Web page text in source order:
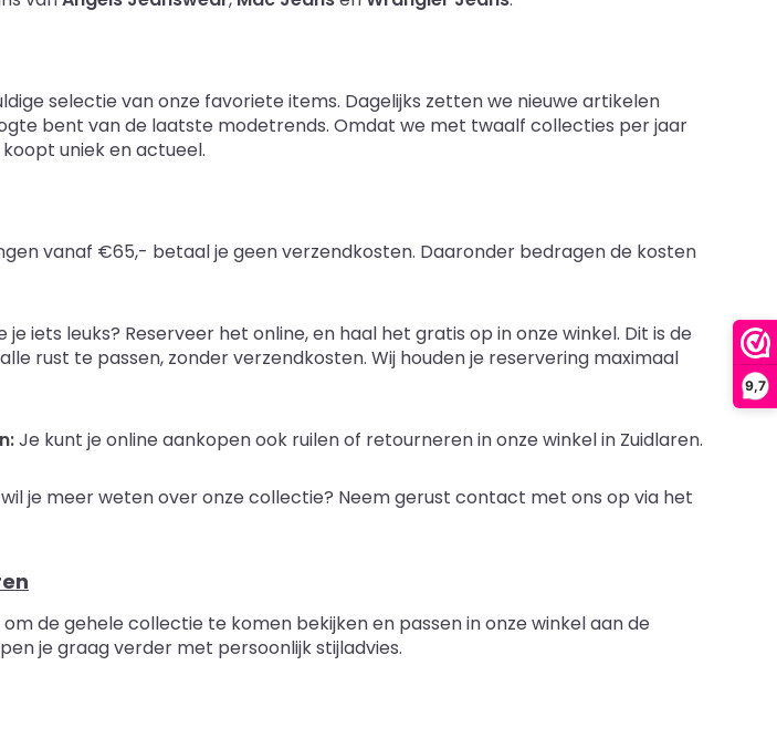
9,7
selectie van onze favoriete items. Dagelijks zetten we nieuwe artikelen
bent van de laatste modetrends. Omdat we met twaalf collecties per jaar
uniek en actueel.
vanaf €65,- betaal je geen verzendkosten. Daaronder bedragen de kosten
je iets leuks? Reserveer het online, en haal het gratis op in onze winkel. Dit is de
rust te passen, zonder verzendkosten. Wij houden je reservering maximaal
Je kunt je online aankopen ook ruilen of retourneren in onze winkel in Zuidlaren.
je meer weten over onze collectie? Neem gerust contact met ons op via het
de gehele collectie te komen bekijken en passen in onze winkel aan de
je graag verder met persoonlijk stijladvies.